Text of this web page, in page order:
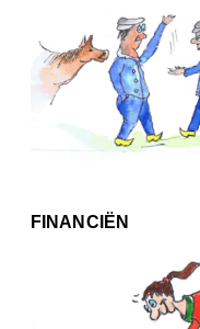
FINANCIËN